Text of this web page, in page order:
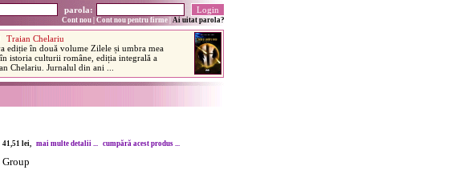
parola:
Cont nou Cont nou pentru firme Ai uitat parola?
41,51 lei, mai multe detalii ... cumpără acest produs ...
Group